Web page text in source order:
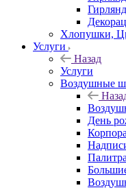
Хлопушки,
Услуги
Назад
Услуги
Воздушные
День